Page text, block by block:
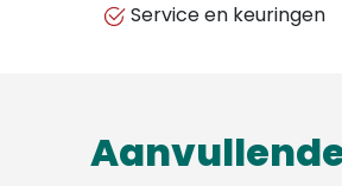
Service en keuringen